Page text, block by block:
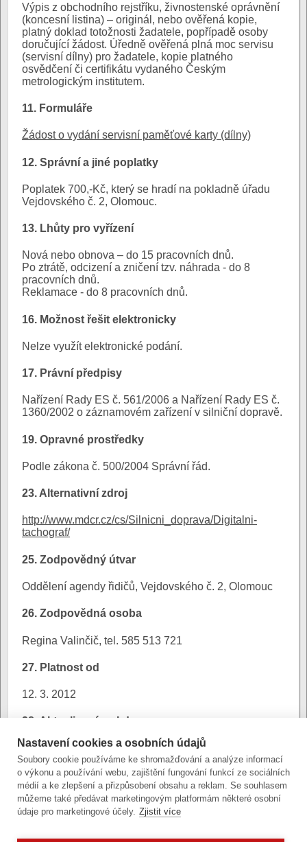
Výpis z obchodního rejstříku, živnostenské oprávnění
(koncesní listina) – originál, nebo ověřená kopie,
platný doklad totožnosti žadatele, popřípadě osoby
doručující žádost. Úředně ověřená plná moc servisu
(servisní dílny) pro žadatele, kopie platného
osvědčení či certifikátu vydaného Českým
metrologickým institutem.
11. Formuláře
Žádost o vydání servisní paměťové karty (dílny)
12. Správní a jiné poplatky
Poplatek 700,-Kč, který se hradí na pokladně úřadu
Vejdovského č. 2, Olomouc.
13. Lhůty pro vyřízení
Nová nebo obnova – do 15 pracovních dnů.
Po ztrátě, odcizení a zničení tzv. náhrada - do 8
pracovních dnů.
Reklamace - do 8 pracovních dnů.
16. Možnost řešit elektronicky
Nelze využít elektronické podání.
17. Právní předpisy
Nařízení Rady ES č. 561/2006 a Nařízení Rady ES č.
1360/2002 o záznamovém zařízení v silniční dopravě.
19. Opravné prostředky
Podle zákona č. 500/2004 Správní řád.
23. Alternativní zdroj
http://www.mdcr.cz/cs/Silnicni_doprava/Digitalni-
tachograf/
25. Zodpovědný útvar
Oddělení agendy řidičů, Vejdovského č. 2, Olomouc
26. Zodpovědná osoba
Regina Valinčič, tel. 585 513 721
27. Platnost od
12. 3. 2012
28. Aktualizováno kdy
30. 9. 2021
29. Platnost do
12. 3. 2012
Nastavení cookies a osobních údajů
Soubory cookie používáme ke shromažďování a analýze informací
o výkonu a používání webu, zajištění fungování funkcí ze sociálních
médií a ke zlepšení a přizpůsobení obsahu a reklam. Se souhlasem
můžeme také předávat marketingovým platformám některé osobní
údaje pro marketingové účely. Zjistit více